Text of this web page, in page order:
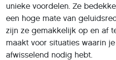
unieke voordelen. Ze
een hoge mate van
zijn ze gemakkelijk op en af
maakt voor situaties waarin
afwisselend nodig hebt.